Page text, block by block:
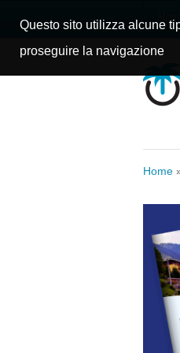
Home
Questo sito utilizza alcune
proseguire la navigazione